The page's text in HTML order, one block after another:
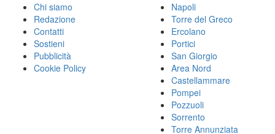
Chi siamo
Redazione
Contatti
Sostieni
Pubblicità
Cookie Policy
Napoli
Torre del Greco
Ercolano
Portici
San Giorgio
Area Nord
Castellammare
Pompei
Pozzuoli
Sorrento
Torre Annunziata